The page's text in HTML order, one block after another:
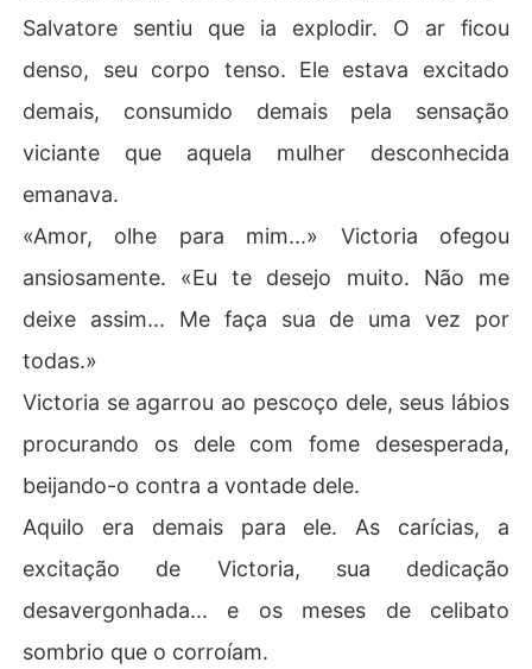
Salvatore sentiu que ia explodir. O ar ficou
denso, seu corpo tenso. Ele estava excitado
demais, consumido demais pela sensação
viciante que aquela mulher desconhecida
emanava.
«Amor, olhe para mim...» Victoria ofegou
ansiosamente. «Eu te desejo muito. Não me
deixe assim... Me faça sua de uma vez por
todas.»
Victoria se agarrou ao pescoço dele, seus lábios
procurando os dele com fome desesperada,
beijando-o contra a vontade dele.
Aquilo era demais para ele. As carícias, a
excitação de Victoria, sua dedicação
desavergonhada... e os meses de celibato
sombrio que o corroíam.